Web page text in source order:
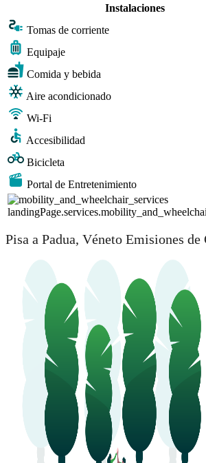
Instalaciones
Tomas de corriente
Equipaje
Comida y bebida
Aire acondicionado
Wi-Fi
Accesibilidad
Bicicleta
Portal de Entretenimiento
Pisa a Padua, Véneto Emisiones